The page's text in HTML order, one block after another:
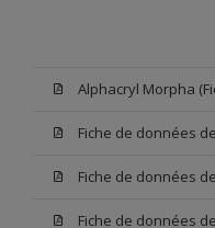
Alphacryl Morpha